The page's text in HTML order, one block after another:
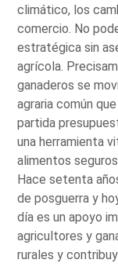
climático, los
comercio. No
estratégica sin
agrícola.
ganaderos se
agraria común
partida
una herramienta
alimentos
Hace setenta
de posguerra y
día es un apoyo
agricultores y
rurales y